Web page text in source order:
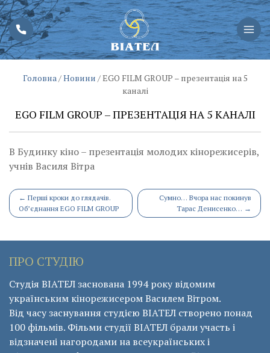
Головна /Новини /EGO FILM GROUP – презентація на 5
каналі
EGO FILM GROUP – ПРЕЗЕНТАЦІЯ НА 5 КАНАЛІ
В Будинку кіно – презентація молодих кінорежисерів,
учнів Василя Вітра
Post
navigation
← Перші кроки до глядачів.
Об’єднання EGO FILM GROUP
Сумно… Вчора нас покинув
Тарас Денисенко… →
ПРО СТУДІЮ
Студія ВІАТЕЛ заснована 1994 року відомим
українським кінорежисером Василем Вітром.
Від часу заснування студією ВІАТЕЛ створено понад
100 фільмів. Фільми студії ВІАТЕЛ брали участь і
відзначені нагородами на всеукраїнських і